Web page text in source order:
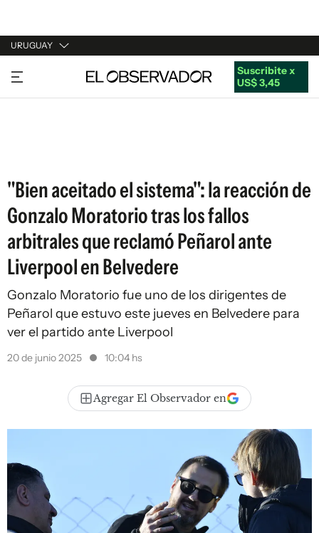
URUGUAY
URUGUAY
ARGENTINA
Suscribite x
US$ 3,45
"Bien aceitado el sistema": la reacción de
Gonzalo Moratorio tras los fallos
arbitrales que reclamó Peñarol ante
Liverpool en Belvedere
Gonzalo Moratorio fue uno de los dirigentes de
Peñarol que estuvo este jueves en Belvedere para
ver el partido ante Liverpool
20 de junio 2025 10:04 hs
Agregar El Observador en